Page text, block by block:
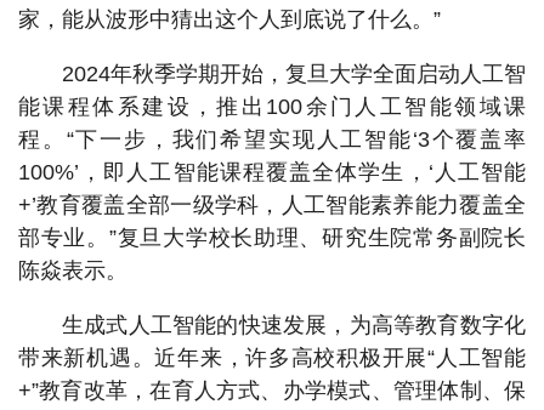
家，能从波形中猜出这个人到底说了什么。”
2024年秋季学期开始，复旦大学全面启动人工智
能课程体系建设，推出100余门人工智能领域课
程。“下一步，我们希望实现人工智能‘3个覆盖率
100%’，即人工智能课程覆盖全体学生，‘人工智能
+’教育覆盖全部一级学科，人工智能素养能力覆盖全
部专业。”复旦大学校长助理、研究生院常务副院长
陈焱表示。
生成式人工智能的快速发展，为高等教育数字化
带来新机遇。近年来，许多高校积极开展“人工智能
+”教育改革，在育人方式、办学模式、管理体制、保